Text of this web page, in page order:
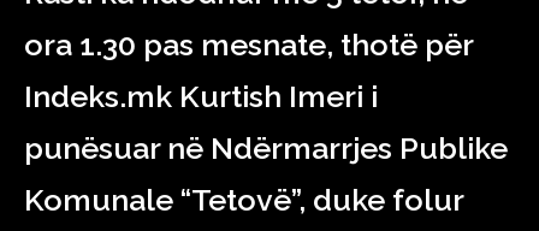
ora 1.30 pas mesnate, thotë për
Indeks.mk Kurtish Imeri i
punësuar në Ndërmarrjes Publike
Komunale “Tetovë”, duke folur